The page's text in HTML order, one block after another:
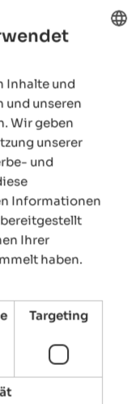
GERMAN
Inhalte und
und unseren
Wir geben
unserer
und
Informationen
Ihrer
haben.
Targeting